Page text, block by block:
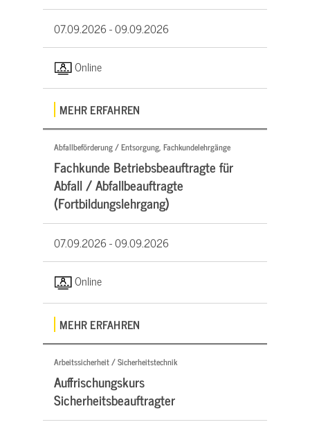
07.09.2026 -09.09.2026
Online
MEHR ERFAHREN
Abfallbeförderung / Entsorgung, Fachkundelehrgänge
Fachkunde Betriebsbeauftragte für
Abfall / Abfallbeauftragte
(Fortbildungslehrgang)
07.09.2026 -09.09.2026
Online
MEHR ERFAHREN
Arbeitssicherheit / Sicherheitstechnik
Auffrischungskurs
Sicherheitsbeauftragter